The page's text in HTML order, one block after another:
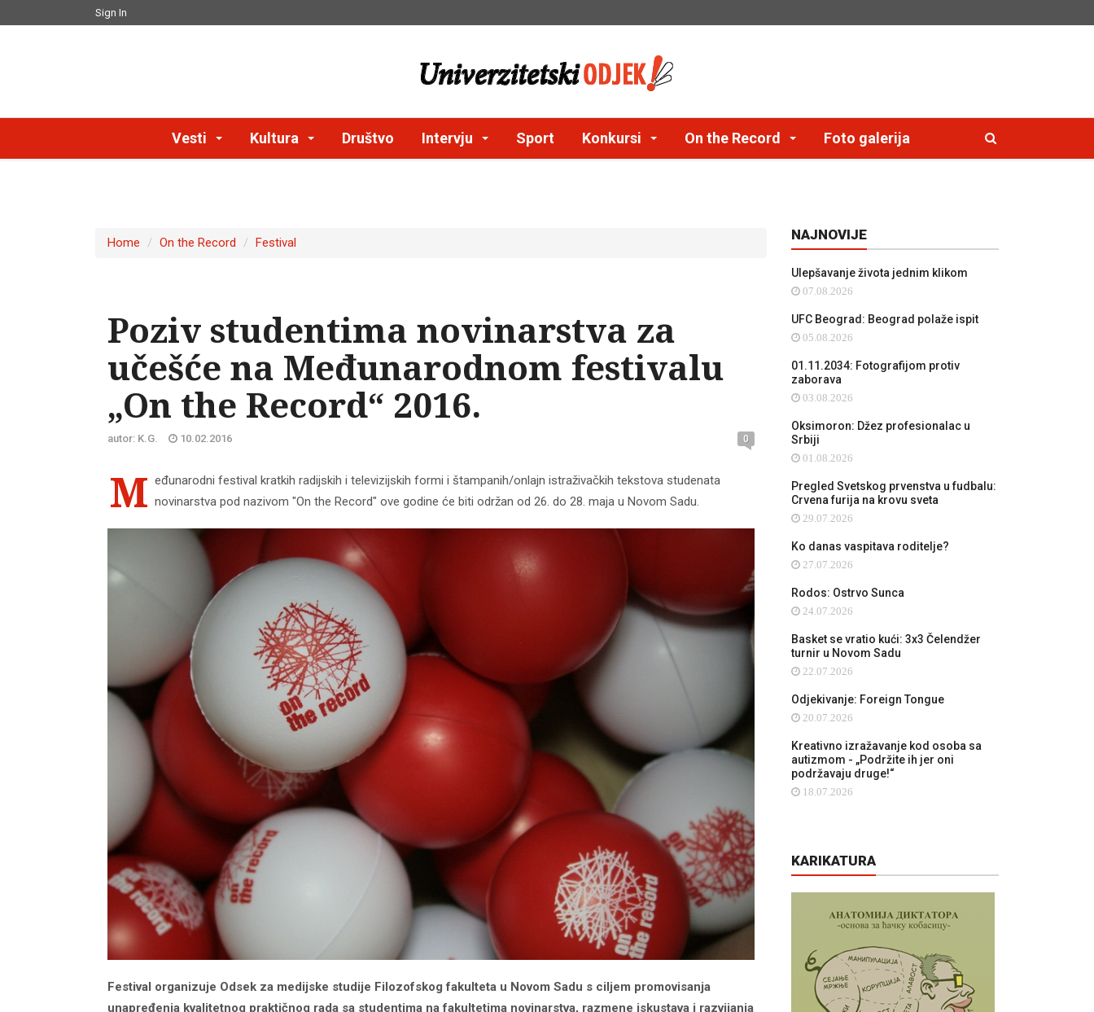
Sign In
Vesti Kultura Društvo Intervju Sport Konkursi On the Record Foto galerija
Home On the Record Festival
Poziv studentima novinarstva za
učešće na Međunarodnom festivalu
„On the Record“ 2016.
autor: K.G. 10.02.2016 0
M eđunarodni festival kratkih radijskih i televizijskih formi i štampanih/onlajn istraživačkih tekstova studenata
novinarstva pod nazivom "On the Record" ove godine će biti održan od 26. do 28. maja u Novom Sadu.
Festival organizuje Odsek za medijske studije Filozofskog fakulteta u Novom Sadu s ciljem promovisanja
unapređenja kvalitetnog praktičnog rada sa studentima na fakultetima novinarstva, razmene iskustava i razvijanja
NAJNOVIJE
Ulepšavanje života jednim klikom
07.08.2026
UFC Beograd: Beograd polaže ispit
05.08.2026
01.11.2034: Fotografijom protiv
zaborava
03.08.2026
Oksimoron: Džez profesionalac u
Srbiji
01.08.2026
Pregled Svetskog prvenstva u fudbalu:
Crvena furija na krovu sveta
29.07.2026
Ko danas vaspitava roditelje?
27.07.2026
Rodos: Ostrvo Sunca
24.07.2026
Basket se vratio kući: 3x3 Čelendžer
turnir u Novom Sadu
22.07.2026
Odjekivanje: Foreign Tongue
20.07.2026
Kreativno izražavanje kod osoba sa
autizmom - „Podržite ih jer oni
podržavaju druge!“
18.07.2026
KARIKATURA